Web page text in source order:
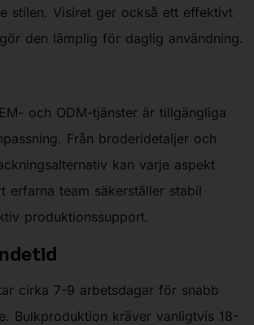
stilen. Visiret ger också ett effektivt
den lämplig för daglig användning.
och ODM-tjänster är tillgängliga
Från broderidetaljer och
kan varje aspekt
erfarna team säkerställer stabil
produktionssupport.
cirka 7-9 arbetsdagar för snabb
Bulkproduktion kräver vanligtvis 18-